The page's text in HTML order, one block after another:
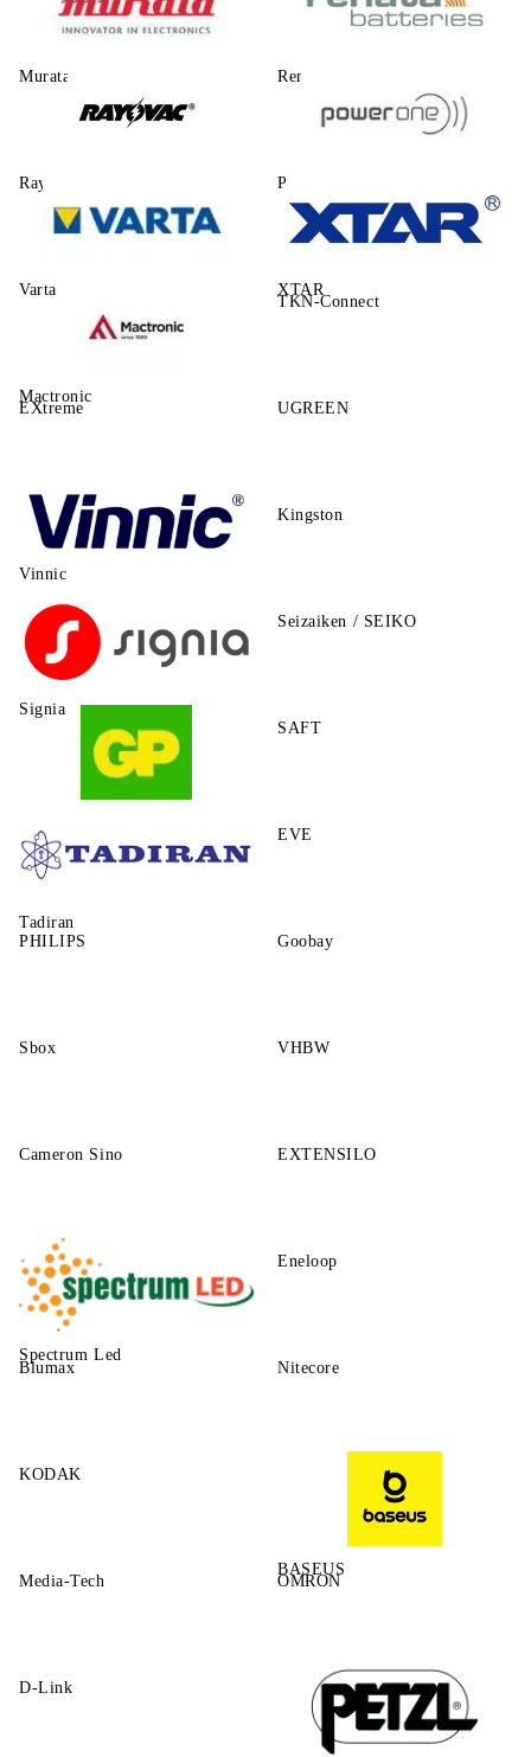
Murata Renata
Rayovac Power One
Varta XTAR
Mactronic
TKN-Connect
EXtreme UGREEN
Vinnic
Kingston
Signia
Seizaiken / SEIKO
SAFT
Tadiran
EVE
PHILIPS Goobay
Sbox VHBW
Cameron Sino EXTENSILO
Spectrum Led
Eneloop
Blumax Nitecore
KODAK
BASEUS
Media-Tech OMRON
D-Link